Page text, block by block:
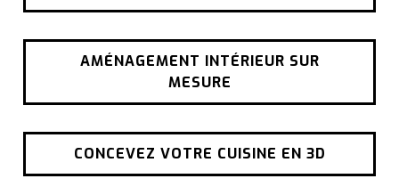
AMÉNAGEMENT INTÉRIEUR SUR
MESURE
CONCEVEZ VOTRE CUISINE EN 3D